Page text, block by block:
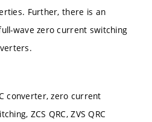
Further, there is an
wave zero current switching
converter, zero current
ZCS QRC, ZVS QRC